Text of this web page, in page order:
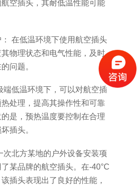
空插头，其耐低温性能可能
在低温环境下使用航空插头
物理状态和电气性能，及时
问题。
端低温环境下，可以对航空插
处理，提高其操作性和可靠
是，预热温度要控制在合理
插头。
次北方某地的户外设备安装项
某品牌的航空插头。在-40°C
插头表现出了良好的性能，